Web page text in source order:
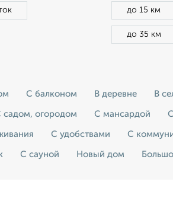
до 15 км
до 35 км
С балконом В деревне В
садом, огородом С мансардой
С удобствами С
С сауной Новый дом